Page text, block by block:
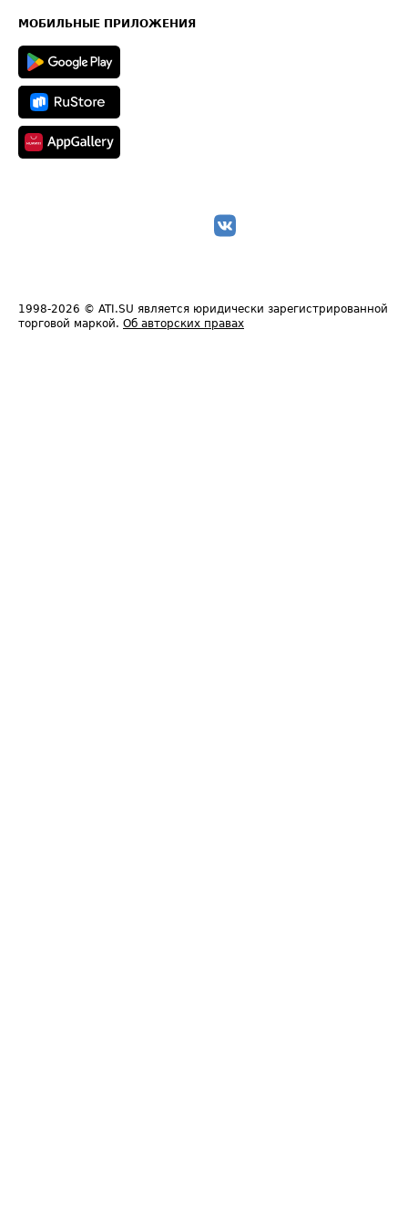
Техническая информация
МОБИЛЬНЫЕ ПРИЛОЖЕНИЯ
1998-2026 © ATI.SU является юридически зарегистрированной
торговой маркой. Об авторских правах